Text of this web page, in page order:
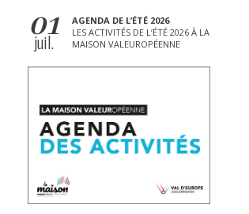
01
juil.
AGENDA DE L’ÉTÉ 2026
LES ACTIVITÉS DE L’ÉTÉ 2026 À LA
MAISON VALEUROPÉENNE